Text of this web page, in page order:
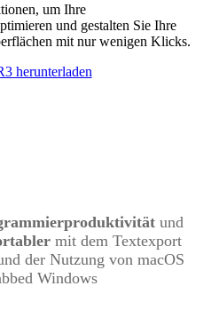
um Ihre
und gestalten Sie Ihre
mit nur wenigen Klicks.
herunterladen
und
mit dem Textexport
der Nutzung von macOS
Windows